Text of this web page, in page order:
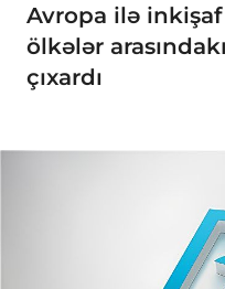
Avropa ilə
ölkələr
çıxardı